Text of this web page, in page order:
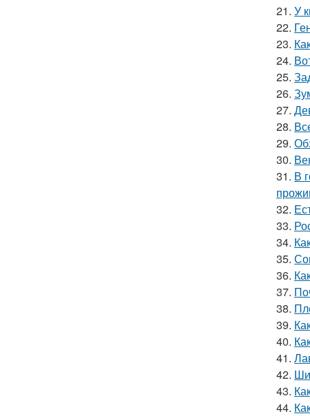
21. У
22.
23.
24.
25.
26.
27.
28.
29.
30.
31. В
32.
33.
34.
35.
36.
37.
38.
39.
40.
41.
42.
43.
44.